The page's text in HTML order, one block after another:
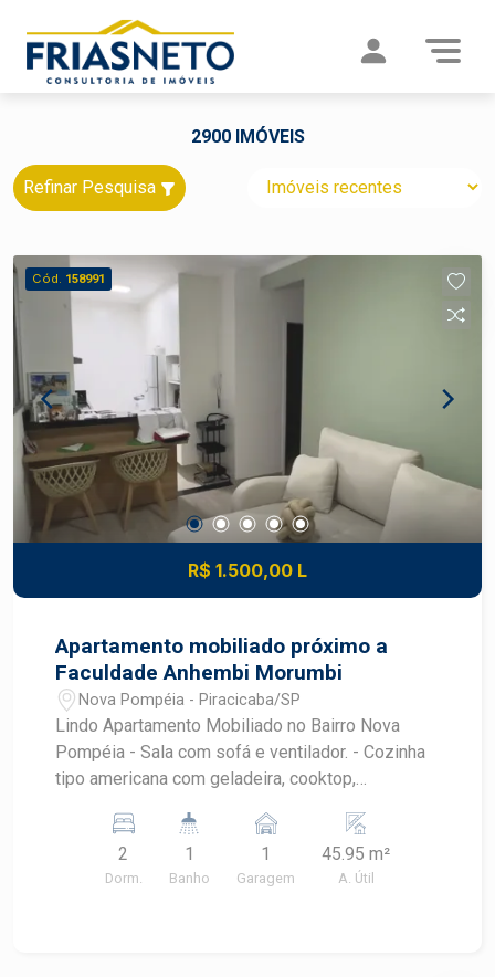
2900 IMÓVEIS
Refinar Pesquisa
Cód. 158991
R$ 1.500,00 L
Apartamento mobiliado próximo a
Faculdade Anhembi Morumbi
Nova Pompéia - Piracicaba/SP
Lindo Apartamento Mobiliado no Bairro Nova
Pompéia - Sala com sofá e ventilador. - Cozinha
tipo americana com geladeira, cooktop,
planejados. - Banheiro com box e gabinete. -
Dormitório 1: Cama de casal, armário planejado e
ventilador de teto. - Dormitório 2: Armário e
2
Dorm.
1
Banho
1
Garagem
45.95 m²
A. Útil